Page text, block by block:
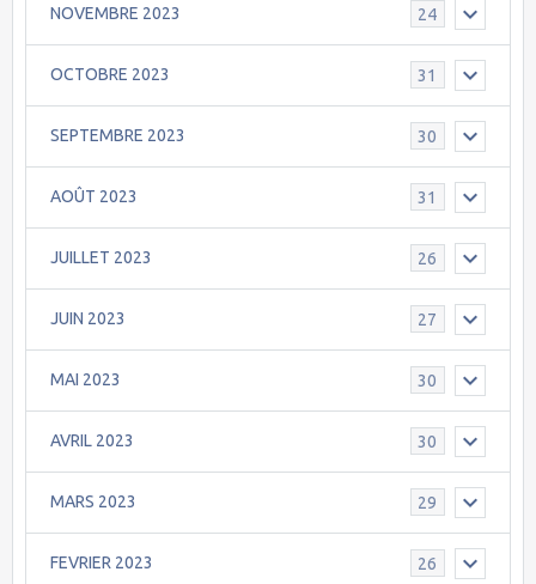
NOVEMBRE 2023 24
OCTOBRE 2023 31
SEPTEMBRE 2023 30
AOÛT 2023 31
JUILLET 2023 26
JUIN 2023 27
MAI 2023 30
AVRIL 2023 30
MARS 2023 29
FEVRIER 2023 26